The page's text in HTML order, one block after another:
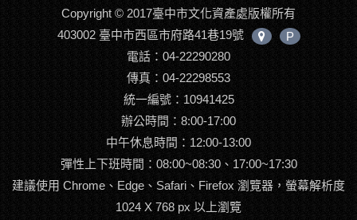
Copyright © 2017臺中市文化資產處版權所有
403002 臺中市西區市府路41巷19號
中
P
電話：04-22290280
傳真：04-22298553
統一編號：10941425
辦公時間：8:00-17:00
中午休息時間：12:00-13:00
彈性上下班時間：08:00~08:30、17:00~17:30
建議使用 Chrome、Edge、Safari、Firefox 瀏覽器，螢幕解析度
1024 X 768 px 以上瀏覽